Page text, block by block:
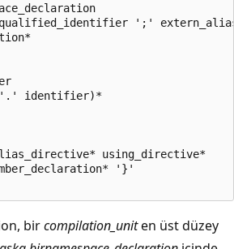
';'
identifier)*
using_directive*
'}'
bircompilation_uniten üst düzey